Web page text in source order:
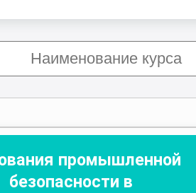
промышленной
безопасности в